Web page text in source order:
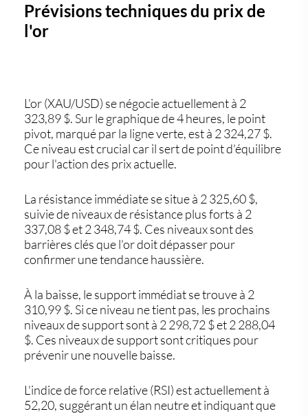
Prévisions techniques du prix de
l'or
L'or (XAU/USD) se négocie actuellement à 2
323,89 $. Sur le graphique de 4 heures, le point
pivot, marqué par la ligne verte, est à 2 324,27 $.
Ce niveau est crucial car il sert de point d'équilibre
pour l'action des prix actuelle.
La résistance immédiate se situe à 2 325,60 $,
suivie de niveaux de résistance plus forts à 2
337,08 $ et 2 348,74 $. Ces niveaux sont des
barrières clés que l'or doit dépasser pour
confirmer une tendance haussière.
À la baisse, le support immédiat se trouve à 2
310,99 $. Si ce niveau ne tient pas, les prochains
niveaux de support sont à 2 298,72 $ et 2 288,04
$. Ces niveaux de support sont critiques pour
prévenir une nouvelle baisse.
L'indice de force relative (RSI) est actuellement à
52,20, suggérant un élan neutre et indiquant que